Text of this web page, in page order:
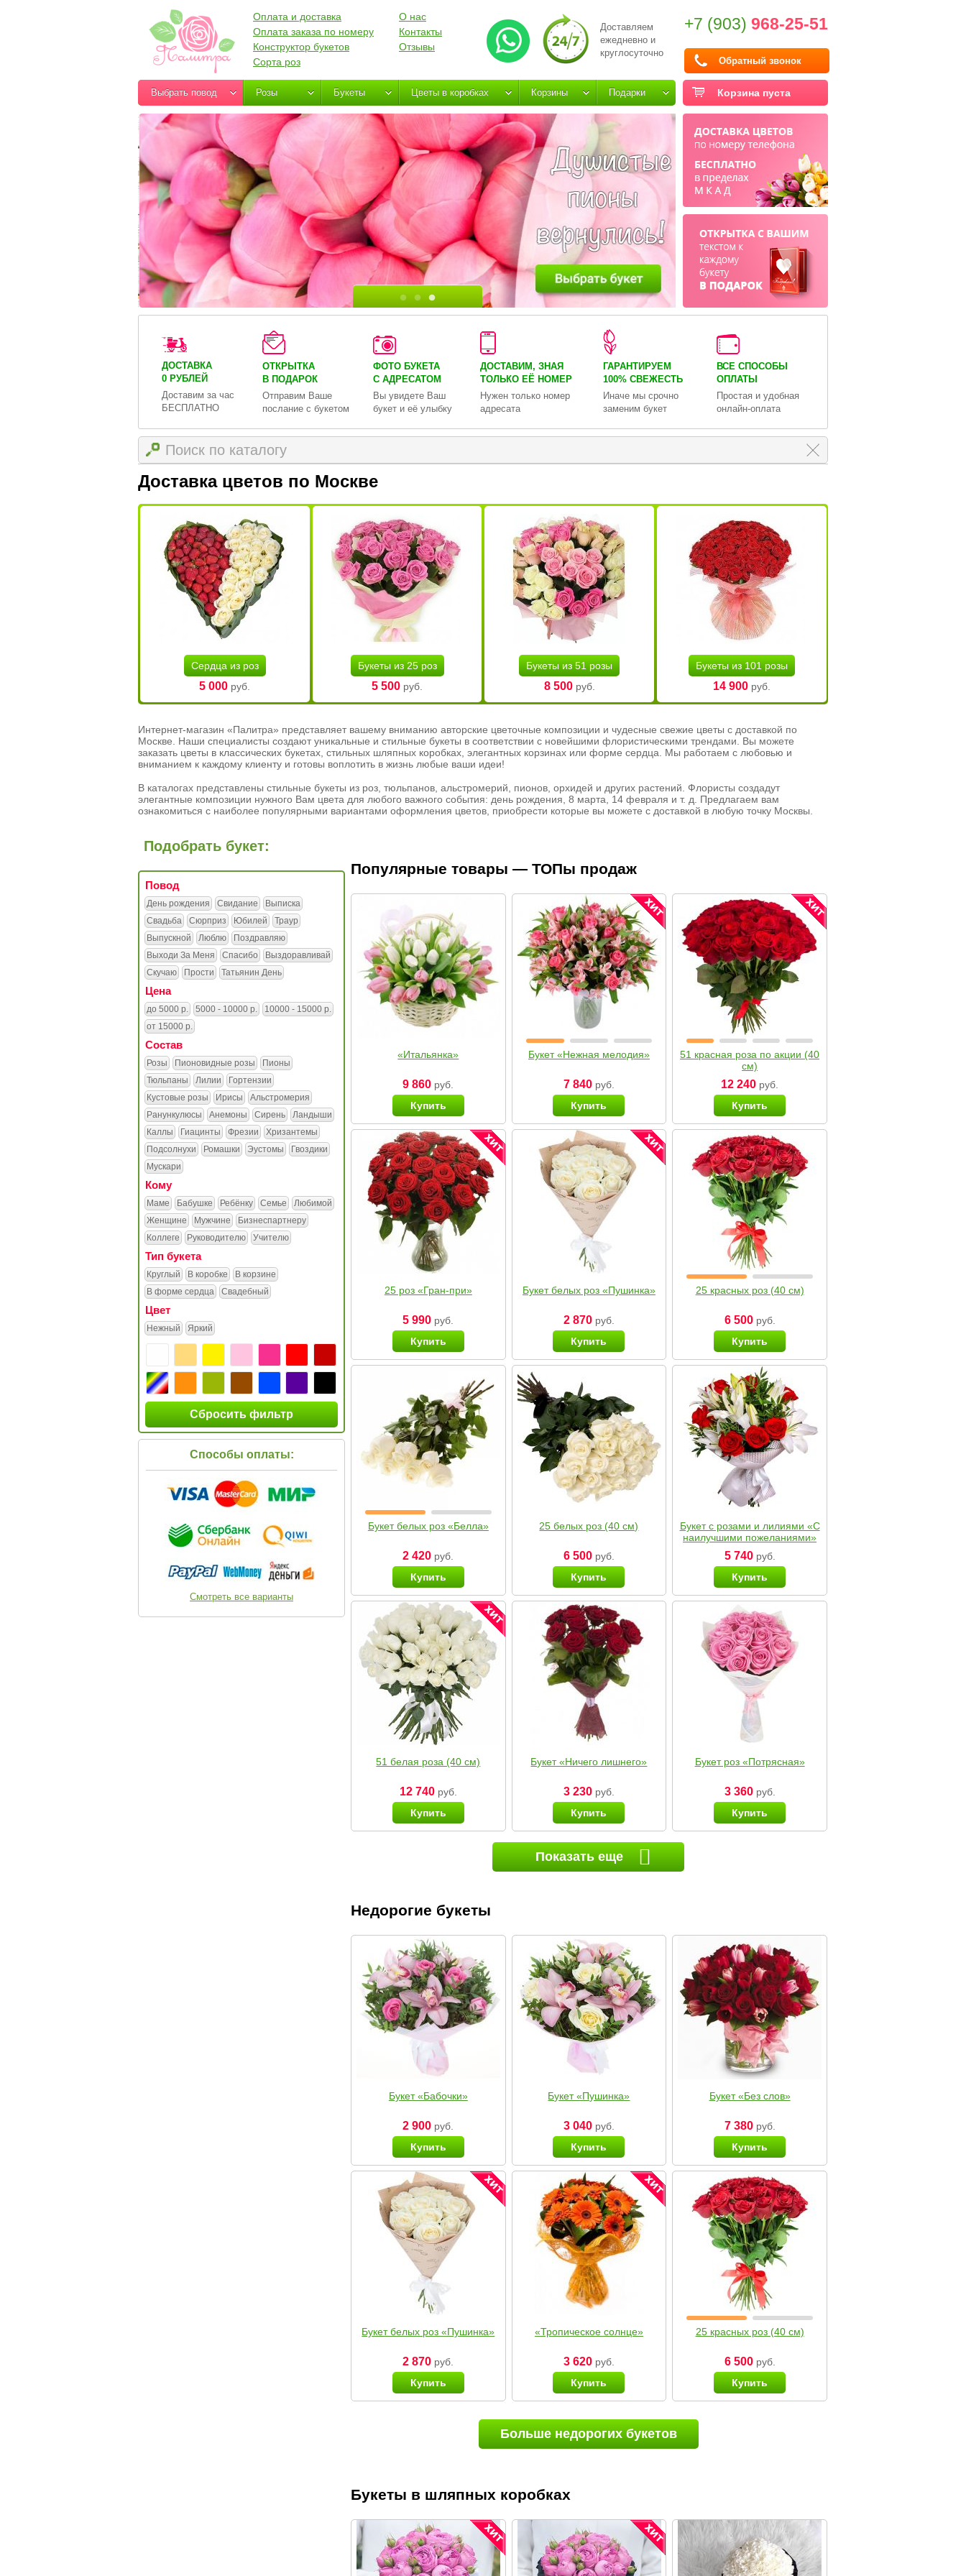
Доставляем
ежедневно и
круглосуточно
+7 (903) 968-25-51
Обратный звонок
Оплата и доставка
Оплата заказа по номеру
Конструктор букетов
Сорта роз
О нас
Контакты
Отзывы
Корзина пуста
Выбрать повод Розы Букеты Цветы в коробках Корзины Подарки
ДОСТАВКА
0 РУБЛЕЙ
Доставим за час
БЕСПЛАТНО
ОТКРЫТКА
В ПОДАРОК
Отправим Ваше
послание с букетом
ФОТО БУКЕТА
С АДРЕСАТОМ
Вы увидете Ваш
букет и её улыбку
ДОСТАВИМ, ЗНАЯ
ТОЛЬКО ЕЁ НОМЕР
Нужен только номер
адресата
ГАРАНТИРУЕМ
100% СВЕЖЕСТЬ
Иначе мы срочно
заменим букет
ВСЕ СПОСОБЫ
ОПЛАТЫ
Простая и удобная
онлайн-оплата
Доставка цветов по Москве
Сердца из роз
5 000 руб.
Букеты из 25 роз
5 500 руб.
Букеты из 51 розы
8 500руб.
Букеты из 101 розы
14 900руб.
Интернет-магазин «Палитра» представляет вашему вниманию авторские цветочные композиции и чудесные свежие цветы с доставкой по
Москве. Наши специалисты создают уникальные и стильные букеты в соответствии с новейшими флористическими трендами. Вы можете
заказать цветы в классических букетах, стильных шляпных коробках, элегантных корзинах или форме сердца. Мы работаем с любовью и
вниманием к каждому клиенту и готовы воплотить в жизнь любые ваши идеи!
В каталогах представлены стильные букеты из роз, тюльпанов, альстромерий, пионов, орхидей и других растений. Флористы создадут
элегантные композиции нужного Вам цвета для любого важного события: день рождения, 8 марта, 14 февраля и т. д. Предлагаем вам
ознакомиться с наиболее популярными вариантами оформления цветов, приобрести которые вы можете с доставкой в любую точку Москвы.
Подобрать букет:
Повод
День рождения Свидание
Выписка
Свадьба
Сюрприз Юбилей
Траур
Выпускной
Люблю
Поздравляю
Выходи За Меня
Спасибо
Выздоравливай
Скучаю
Прости Татьянин День
Цена
до 5000 р. 5000 - 10000 р.
10000 - 15000 р.
от 15000 р.
Состав
Розы Пионовидные розы
Пионы
Тюльпаны
Лилии
Гортензии
Кустовые розы
Ирисы
Альстромерия
Ранункулюсы
Анемоны Сирень
Ландыши
Каллы
Гиацинты Фрезии
Хризантемы
Подсолнухи
Ромашки Эустомы
Гвоздики
Мускари
Кому
Маме Бабушке Ребёнку Семье
Любимой
Женщине
Мужчине
Бизнеспартнеру
Коллеге
Руководителю Учителю
Тип букета
Круглый В коробке
В корзине
В форме сердца
Свадебный
Цвет
Нежный Яркий
Сбросить фильтр
Способы оплаты:
Смотреть все варианты
Популярные товары — ТОПы продаж
«Итальянка»
9 860 руб.
Купить
Букет «Нежная мелодия»
7 840руб.
Купить
51 красная роза по акции (40
см)
12 240 руб.
Купить
25 роз «Гран-при»
5 990 руб.
Купить
Букет белых роз «Пушинка»
2 870руб.
Купить
25 красных роз (40 см)
6 500руб.
Купить
Букет белых роз «Белла»
2 420 руб.
Купить
25 белых роз (40 см)
6 500руб.
Купить
Букет с розами и лилиями «С
наилучшими пожеланиями»
5 740руб.
Купить
51 белая роза (40 см)
12 740руб.
Купить
Букет «Ничего лишнего»
3 230руб.
Купить
Букет роз «Потрясная»
3 360руб.
Купить
Показать еще
Недорогие букеты
Букет «Бабочки»
2 900 руб.
Купить
Букет «Пушинка»
3 040руб.
Купить
Букет «Без слов»
7 380руб.
Купить
Букет белых роз «Пушинка»
2 870 руб.
Купить
«Тропическое солнце»
3 620руб.
Купить
25 красных роз (40 см)
6 500руб.
Купить
Больше недорогих букетов
Букеты в шляпных коробках